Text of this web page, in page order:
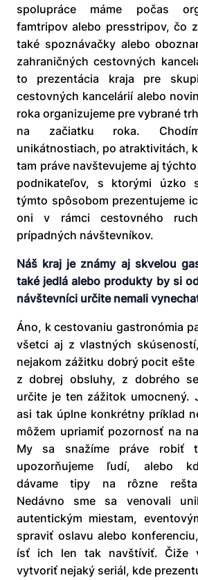
spolupráce máme počas
famtripov alebo presstripov, čo
také spoznávačky alebo
zahraničných cestovných
to prezentácia kraja pre
cestovných kancelárií alebo
roka organizujeme pre vybrané
na začiatku roka.
unikátnostiach, po atraktivitách,
tam práve navštevujeme aj
podnikateľov, s ktorými úzko
týmto spôsobom prezentujeme
oni v rámci cestovného
prípadných návštevníkov.
Náš kraj je známy aj skvelou
také jedlá alebo produkty by si
návštevníci určite nemali
Áno, k cestovaniu gastronómia
všetci aj z vlastných
nejakom zážitku dobrý pocit ešte
z dobrej obsluhy, z dobrého
určite je ten zážitok umocnený.
asi tak úplne konkrétny príklad
môžem upriamiť pozornosť na
My sa snažíme práve robiť
upozorňujeme ľudí, alebo
dávame tipy na rôzne
Nedávno sme sa venovali
autentickým miestam,
spraviť oslavu alebo
ísť ich len tak navštíviť. Čiže
vytvoriť nejaký seriál, kde